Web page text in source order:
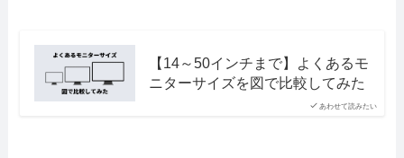
あわせて読みたい
【14～50インチまで】よくあるモ
ニターサイズを図で比較してみた